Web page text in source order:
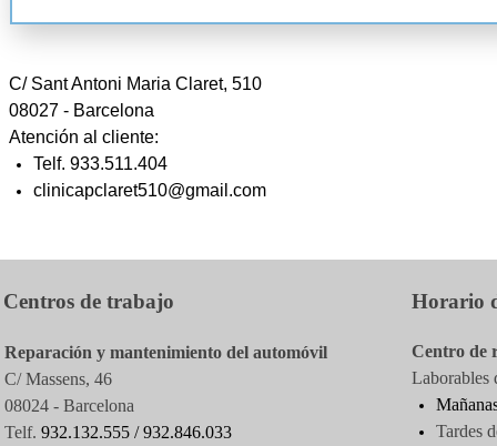
C/ Sant Antoni Maria Claret, 510
08027 - Barcelona
Atención al cliente:
Telf. 933.511.404
clinicapclaret510@gmail.com
Centros de trabajo
Reparación y mantenimiento del automóvil
C/ Massens, 46
08024 - Barcelona
Telf. 932.132.555 /932.846.033
Horario
Centro de
Laborables
Tardes